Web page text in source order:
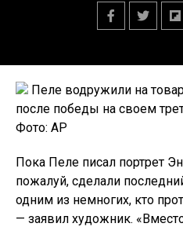
Пеле водружили на
после победы на своем
Фото: AP
Пока Пеле писал портрет
пожалуй, сделали
одним из немногих, кто
— заявил художник.